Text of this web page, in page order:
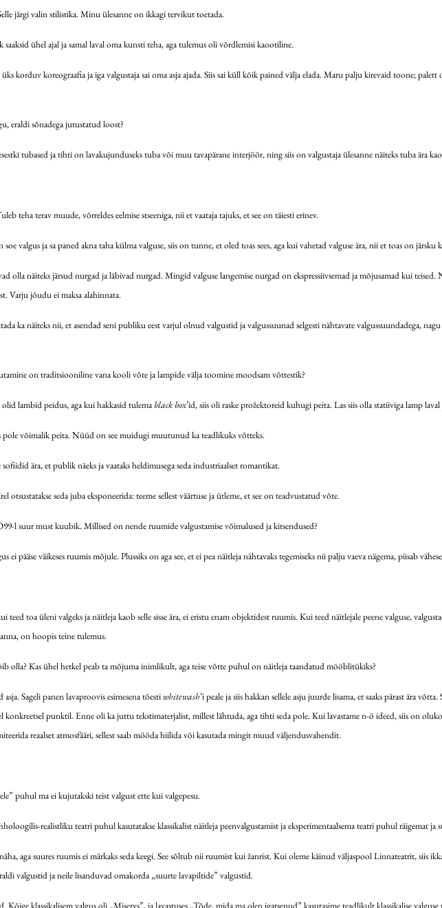
järgi valin stilistika. Minu ülesanne on ikkagi tervikut toetada.
ühel ajal ja samal laval oma kunsti teha, aga tulemus oli võrdlemisi kaootiline.
korduv koreograafia ja iga valgustaja sai oma asja ajada. Siis sai küll kõik pained välja elada. Maru palju kirevaid toone;
eraldi sõnadega jutustatud loost?
tubased ja tihti on lavakujunduseks tuba või muu tavapärane interjöör, ning siis on valgustaja ülesanne näiteks tuba ära
teha terav muude, võrreldes eelmise stseeniga, nii et vaataja tajuks, et see on täiesti erinev.
valgus ja sa paned akna taha külma valguse, siis on tunne, et oled toas sees, aga kui vahetad valguse ära, nii et toas on
olla näiteks järsud nurgad ja läbivad nurgad. Mingid valguse langemise nurgad on ekspressiivsemad ja mõjusamad kui
Varju jõudu ei maksa alahinnata.
ka näiteks nii, et asendad seni publiku eest varjul olnud valgustid ja valgussuunad selgesti nähtavate valgussuundadega,
on traditsiooniline vana kooli võte ja lampide välja toomine moodsam võttestik?
lambid peidus, aga kui hakkasid tulemablack box’id, siis oli raske prožektoreid kuhugi peita. Las siis olla statiiviga lamp laval
võimalik peita. Nüüd on see muidugi muutunud ka teadlikuks võtteks.
sofiidid ära, et publik näeks ja vaataks heldimusega seda industriaalset romantikat.
otsustatakse seda juba eksponeerida: teeme sellest väärtuse ja ütleme, et see on teadvustatud võte.
l suur must kuubik. Millised on nende ruumide valgustamise võimalused ja kitsendused?
ei pääse väikeses ruumis mõjule. Plussiks on aga see, et ei pea näitleja nähtavaks tegemiseks nii palju vaeva nägema, piisab
teed toa üleni valgeks ja näitleja kaob selle sisse ära, ei eristu enam objektidest ruumis. Kui teed näitlejale peene valguse,
on hoopis teine tulemus.
olla? Kas ühel hetkel peab ta mõjuma inimlikult, aga teise võtte puhul on näitleja taandatud mööblitükiks?
Sageli panen lavaproovis esimesena tõesti whitewash’i peale ja siis hakkan sellele asju juurde lisama, et saaks pärast ära
konkreetsel punktil. Enne oli ka juttu tekstimaterjalist, millest lähtuda, aga tihti seda pole. Kui lavastame n-ö ideed, siis on
reaalset atmosfääri, sellest saab mööda hiilida või kasutada mingit muud väljendusvahendit.
puhul ma ei kujutakski teist valgust ette kui valgepesu.
realistliku teatri puhul kasutatakse klassikalist näitleja peenvalgustamist ja eksperimentaalsema teatri puhul räigemat ja
aga suures ruumis ei märkaks seda keegi. See sõltub nii ruumist kui žanrist. Kui oleme käinud väljaspool Linnateatrit, siis
valgustid ja neile lisanduvad omakorda „suurte lavapiltide” valgustid.
Kõige klassikalisem valgus oli „Miserys”, ja lavastuses „Tõde, mida ma olen igatsenud” kasutasime teadlikult klassikalise